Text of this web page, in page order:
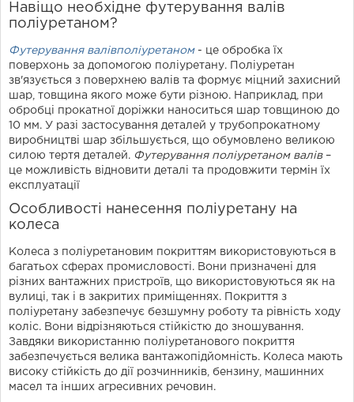
Навіщо необхідне футерування валів
поліуретаном?
Футерування валівполіуретаном- це обробка їх
поверхонь за допомогою поліуретану. Поліуретан
зв'язується з поверхнею валів та формує міцний захисний
шар, товщина якого може бути різною. Наприклад, при
обробці прокатної доріжки наноситься шар товщиною до
10 мм. У разі застосування деталей у трубопрокатному
виробництві шар збільшується, що обумовлено великою
силою тертя деталей. Футерування поліуретаном валів –
це можливість відновити деталі та продовжити термін їх
експлуатації
Особливості нанесення поліуретану на
колеса
Колеса з поліуретановим покриттям використовуються в
багатьох сферах промисловості. Вони призначені для
різних вантажних пристроїв, що використовуються як на
вулиці, так і в закритих приміщеннях. Покриття з
поліуретану забезпечує безшумну роботу та рівність ходу
коліс. Вони відрізняються стійкістю до зношування.
Завдяки використанню поліуретанового покриття
забезпечується велика вантажопідйомність. Колеса мають
високу стійкість до дії розчинників, бензину, машинних
масел та інших агресивних речовин.